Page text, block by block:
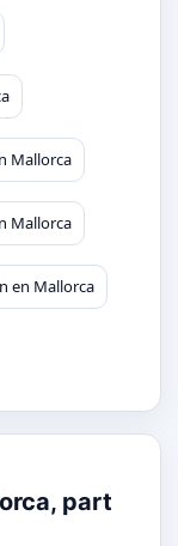
Mallorca
Mallorca
en Mallorca
part